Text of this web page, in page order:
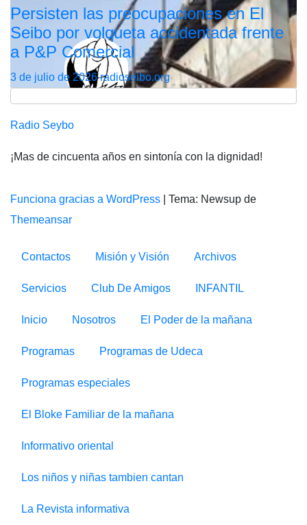
Persisten las preocupaciones en El
Seibo por volqueta accidentada frente
a P&P Comercial
3 de julio de 2026radioseibo.org
Radio Seybo
¡Mas de cincuenta años en sintonía con la dignidad!
Funciona gracias a WordPress
Tema: Newsup de
Themeansar
Contactos Misión y Visión Archivos
Servicios Club De Amigos INFANTIL
Inicio Nosotros El Poder de la mañana
Programas Programas de Udeca
Programas especiales
El Bloke Familiar de la mañana
Informativo oriental
Los niños y niñas tambien cantan
La Revista informativa